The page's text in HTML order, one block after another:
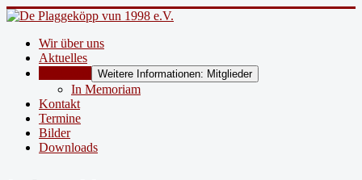
Wir über uns
Aktuelles
Weitere Informationen: Mitglieder
In Memoriam
Kontakt
Termine
Bilder
Downloads